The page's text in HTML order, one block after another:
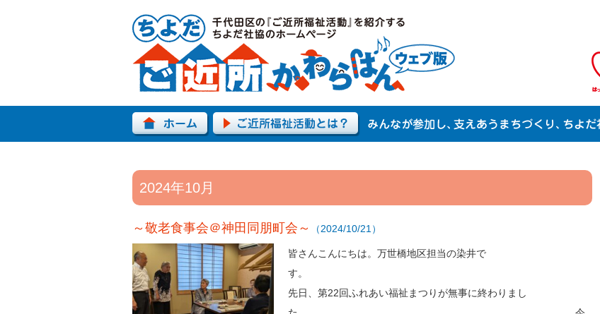
2024年10月
～敬老食事会＠神田同朋町会～ （2024/10/21）
皆さんこんにちは。万世橋地区担当の染井で
す。
先日、第22回ふれあい福祉まつりが無事に終わりまし